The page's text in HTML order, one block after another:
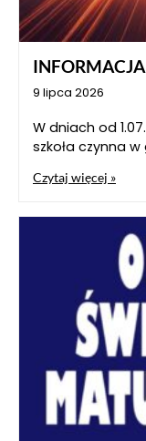
INFORMACJA
9 lipca 2026
W dniach od
szkoła czynna w
Czytaj więcej »